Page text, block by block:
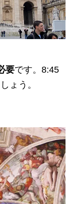
要です。8:45
ょう。